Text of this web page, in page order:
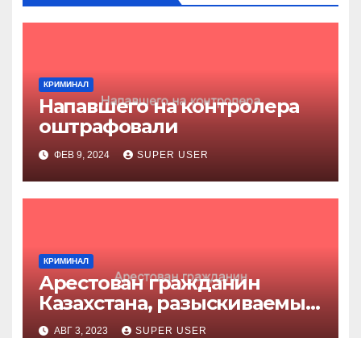
КРИМИНАЛ
Напавшего на контролера
оштрафовали
ФЕВ 9, 2024 SUPER USER
КРИМИНАЛ
Арестован гражданин
Казахстана, разыскиваемый
за убийство
АВГ 3, 2023 SUPER USER